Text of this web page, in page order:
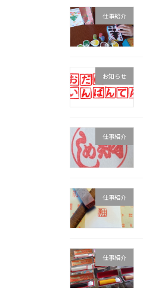
仕事紹介
お知らせ
仕事紹介
仕事紹介
仕事紹介